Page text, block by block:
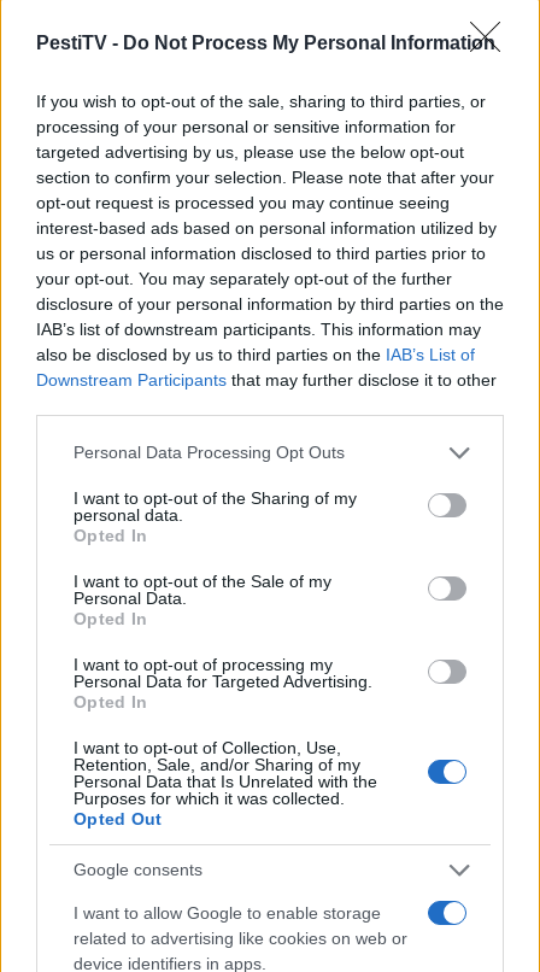
PestiTV - Do Not Process My Personal Information
If you wish to opt-out of the sale, sharing to third parties, or
processing of your personal or sensitive information for
targeted advertising by us, please use the below opt-out
section to confirm your selection. Please note that after your
opt-out request is processed you may continue seeing
interest-based ads based on personal information utilized by
us or personal information disclosed to third parties prior to
your opt-out. You may separately opt-out of the further
disclosure of your personal information by third parties on the
IAB’s list of downstream participants. This information may
also be disclosed by us to third parties on the IAB’s List of
Downstream Participants that may further disclose it to other
Please note that this website/app uses one or more Google
not limited to your visit or usage behaviour. You may click to
grant or deny consent to Google and its third-party tags to
use your data for below specified purposes in below Google
consent section.
Personal Data Processing Opt Outs
I want to opt-out of the Sharing of my
personal data.
Opted In
I want to opt-out of the Sale of my
Personal Data.
Opted In
I want to opt-out of processing my
Personal Data for Targeted Advertising.
Opted In
I want to opt-out of Collection, Use,
Retention, Sale, and/or Sharing of my
Personal Data that Is Unrelated with the
Purposes for which it was collected.
Opted Out
Google consents
I want to allow Google to enable storage
related to advertising like cookies on web or
device identifiers in apps.
2022.05.31.
GERILLA BÁR PESTITV
Kiderült Geszler Dorottya
szépségének titka
2022.05.31.
PESTITV
Erdélyi turnéra indul a Sárik Péter
Trió
2022.05.31.
FŐCÍM
AJÁNLOTT VIDEÓK